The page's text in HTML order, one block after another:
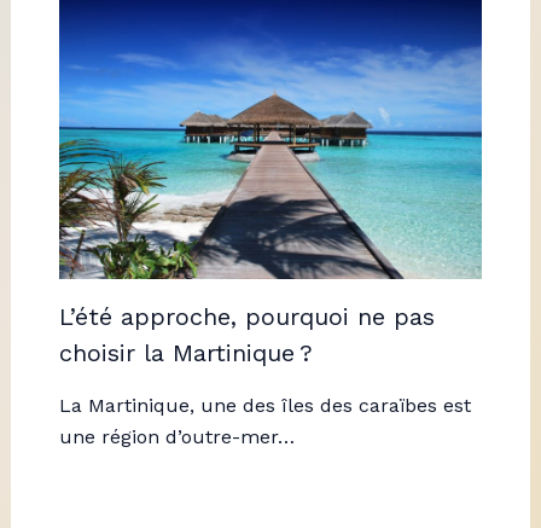
L’été approche, pourquoi ne pas
choisir la Martinique ?
La Martinique, une des îles des caraïbes est
une région d’outre-mer…